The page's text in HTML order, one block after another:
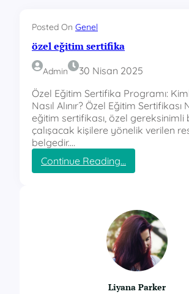
Posted On Genel
özel eğitim sertifika
Admin
30 Nisan 2025
Özel Eğitim Sertifika Programı:
Nasıl Alınır? Özel Eğitim Sertifikası
eğitim sertifikası, özel gereksinimli
çalışacak kişilere yönelik verilen
belgedir.…
Continue Reading…
ö
l
e
ğ
i
t
i
m
Liyana Parker